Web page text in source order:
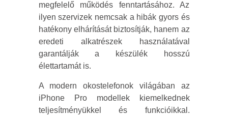
megfelelő működés fenntartásához. Az
ilyen szervizek nemcsak a hibák gyors és
hatékony elhárítását biztosítják, hanem az
eredeti alkatrészek használatával
garantálják a készülék hosszú
élettartamát is.
A modern okostelefonok világában az
iPhone Pro modellek kiemelkednek
teljesítményükkel és funkcióikkal.